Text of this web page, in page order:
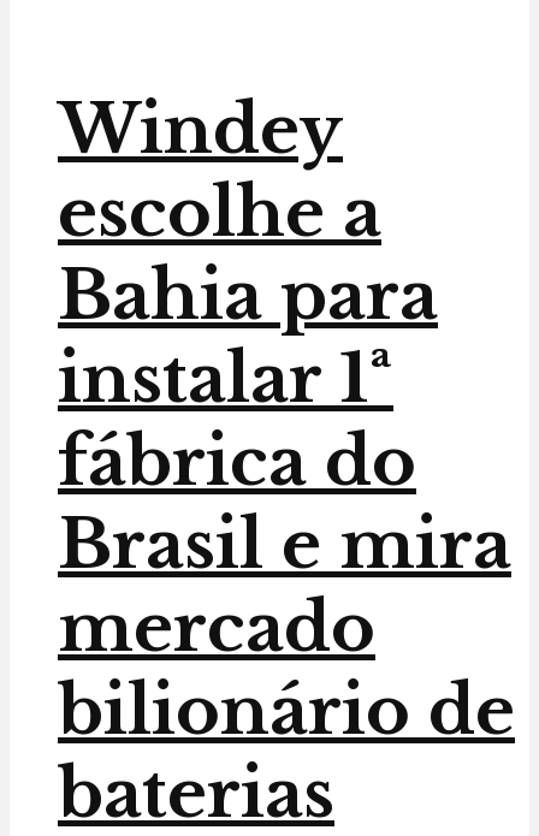
Windey
escolhe a
Bahia para
instalar 1ª
fábrica do
Brasil e mira
mercado
bilionário de
baterias